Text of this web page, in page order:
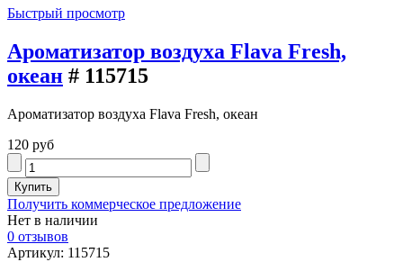
Быстрый просмотр
Ароматизатор воздуха Flava Fresh,
океан # 115715
Ароматизатор воздуха Flava Fresh, океан
120 руб
Получить коммерческое предложение
Нет в наличии
0 отзывов
Артикул: 115715